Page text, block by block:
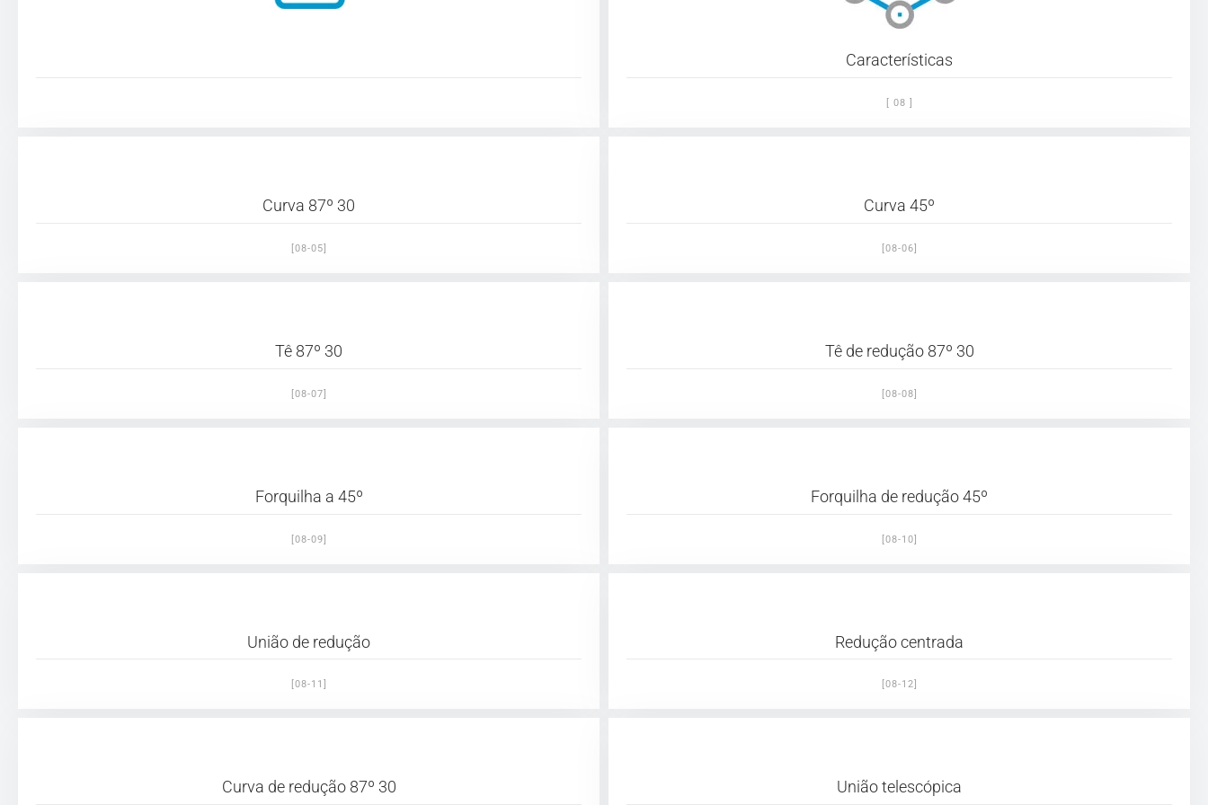
Características
[ 08 ]
Curva 87º 30
[08-05]
Curva 45º
[08-06]
Tê 87º 30
[08-07]
Tê de redução 87º 30
[08-08]
Forquilha a 45º
[08-09]
Forquilha de redução 45º
[08-10]
União de redução
[08-11]
Redução centrada
[08-12]
Curva de redução 87º 30 União telescópica